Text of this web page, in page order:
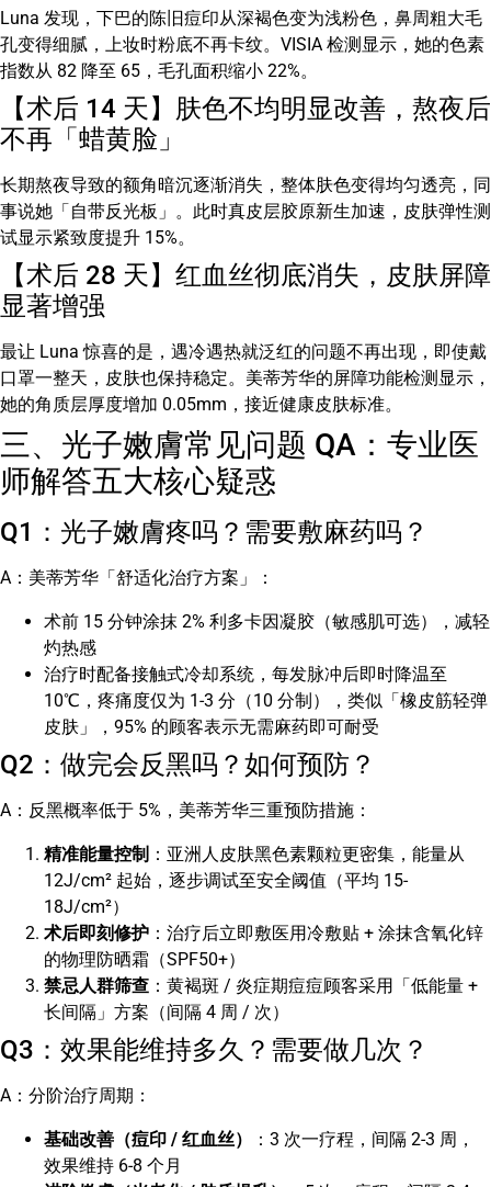
Luna 发现，下巴的陈旧痘印从深褐色变为浅粉色，鼻周粗大毛
孔变得细腻，上妆时粉底不再卡纹。VISIA 检测显示，她的色素
指数从 82 降至 65，毛孔面积缩小 22%。
【术后 14 天】肤色不均明显改善，熬夜后
不再「蜡黄脸」
长期熬夜导致的额角暗沉逐渐消失，整体肤色变得均匀透亮，同
事说她「自带反光板」。此时真皮层胶原新生加速，皮肤弹性测
试显示紧致度提升 15%。
【术后 28 天】红血丝彻底消失，皮肤屏障
显著增强
最让 Luna 惊喜的是，遇冷遇热就泛红的问题不再出现，即使戴
口罩一整天，皮肤也保持稳定。美蒂芳华的屏障功能检测显示，
她的角质层厚度增加 0.05mm，接近健康皮肤标准。
三、光子嫩膚常见问题 QA：专业医
师解答五大核心疑惑
Q1：光子嫩膚疼吗？需要敷麻药吗？
A：美蒂芳华「舒适化治疗方案」：
术前 15 分钟涂抹 2% 利多卡因凝胶（敏感肌可选），减轻
灼热感
治疗时配备接触式冷却系统，每发脉冲后即时降温至
10℃，疼痛度仅为 1-3 分（10 分制），类似「橡皮筋轻弹
皮肤」，95% 的顾客表示无需麻药即可耐受
Q2：做完会反黑吗？如何预防？
A：反黑概率低于 5%，美蒂芳华三重预防措施：
精准能量控制 ：亚洲人皮肤黑色素颗粒更密集，能量从
12J/cm² 起始，逐步调试至安全阈值（平均 15-
18J/cm²）
术后即刻修护 ：治疗后立即敷医用冷敷贴 + 涂抹含氧化锌
的物理防晒霜（SPF50+）
禁忌人群筛查 ：黄褐斑 / 炎症期痘痘顾客采用「低能量 +
长间隔」方案（间隔 4 周 / 次）
Q3：效果能维持多久？需要做几次？
A：分阶治疗周期：
基础改善（痘印 / 红血丝）
：3 次一疗程，间隔 2-3 周，
效果维持 6-8 个月